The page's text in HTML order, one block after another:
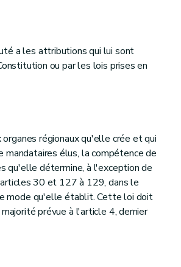
a les attributions qui lui sont
ou par les lois prises en
régionaux qu'elle crée et qui
mandataires élus, la compétence de
qu'elle détermine, à l'exception de
30 et 127 à 129, dans le
mode qu'elle établit. Cette loi doit
prévue à l'article 4, dernier